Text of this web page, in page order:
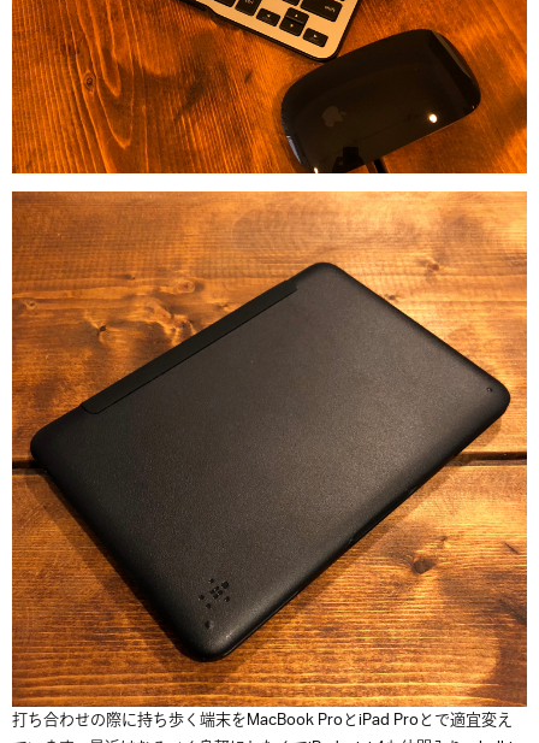
打ち合わせの際に持ち歩く端末をMacBook ProとiPad Proとで適宜変え